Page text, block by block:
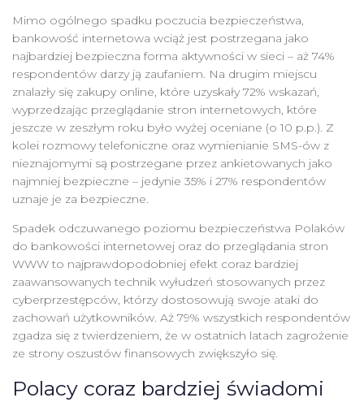
Mimo ogólnego spadku poczucia bezpieczeństwa,
bankowość internetowa wciąż jest postrzegana jako
najbardziej bezpieczna forma aktywności w sieci – aż 74%
respondentów darzy ją zaufaniem. Na drugim miejscu
znalazły się zakupy online, które uzyskały 72% wskazań,
wyprzedzając przeglądanie stron internetowych, które
jeszcze w zeszłym roku było wyżej oceniane (o 10 p.p.). Z
kolei rozmowy telefoniczne oraz wymienianie SMS-ów z
nieznajomymi są postrzegane przez ankietowanych jako
najmniej bezpieczne – jedynie 35% i 27% respondentów
uznaje je za bezpieczne.
Spadek odczuwanego poziomu bezpieczeństwa Polaków
do bankowości internetowej oraz do przeglądania stron
WWW to najprawdopodobniej efekt coraz bardziej
zaawansowanych technik wyłudzeń stosowanych przez
cyberprzestępców, którzy dostosowują swoje ataki do
zachowań użytkowników. Aż 79% wszystkich respondentów
zgadza się z twierdzeniem, że w ostatnich latach zagrożenie
ze strony oszustów finansowych zwiększyło się.
Polacy coraz bardziej świadomi